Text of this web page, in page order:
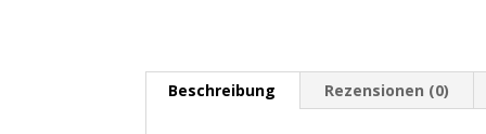
Beschreibung Rezensionen (0)